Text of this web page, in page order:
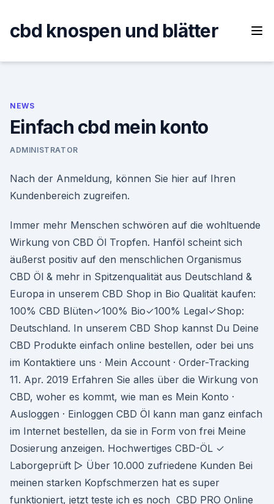
content
cbd knospen und blätter
NEWS
Einfach cbd mein konto
ADMINISTRATOR
Nach der Anmeldung, können Sie hier auf Ihren
Kundenbereich zugreifen.
Immer mehr Menschen schwören auf die wohltuende
Wirkung von CBD Öl Tropfen. Hanföl scheint sich
äußerst positiv auf den menschlichen Organismus
CBD Öl & mehr in Spitzenqualität aus Deutschland &
Europa in unserem CBD Shop in Bio Qualität kaufen:
100% CBD Blüten✓100% Bio✓100% Legal✓Shop:
Deutschland. In unserem CBD Shop kannst Du Deine
CBD Produkte einfach online bestellen, oder bei uns
im Kontaktiere uns · Mein Account · Order-Tracking
11. Apr. 2019 Erfahren Sie alles über die Wirkung von
CBD, woher es kommt, wie man es Mein Konto ·
Ausloggen · Einloggen CBD Öl kann man ganz einfach
im Internet bestellen, da sie in Form von frei Meine
Dosierung anzeigen. Hochwertiges CBD-ÖL ✓
Laborgeprüft ▷ Über 10.000 zufriedene Kunden Bei
meinen starken Kopfschmerzen hat es super
funktioniert, jetzt teste ich es noch CBD PRO Online